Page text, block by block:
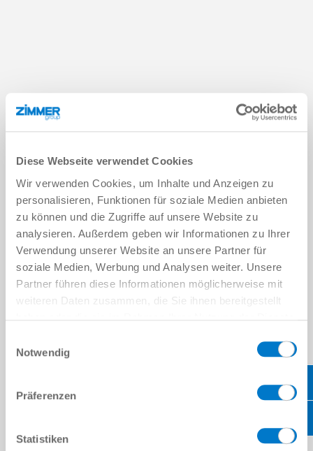
Diese Webseite verwendet Cookies
Wir verwenden Cookies, um Inhalte und Anzeigen zu
personalisieren, Funktionen für soziale Medien anbieten
zu können und die Zugriffe auf unsere Website zu
analysieren. Außerdem geben wir Informationen zu Ihrer
Verwendung unserer Website an unsere Partner für
soziale Medien, Werbung und Analysen weiter. Unsere
Partner führen diese Informationen möglicherweise mit
weiteren Daten zusammen, die Sie ihnen bereitgestellt
Notwendig
Präferenzen
Statistiken
궁금한 점이 있으십니까?
개인 데이터
이메일 주소*
회사*